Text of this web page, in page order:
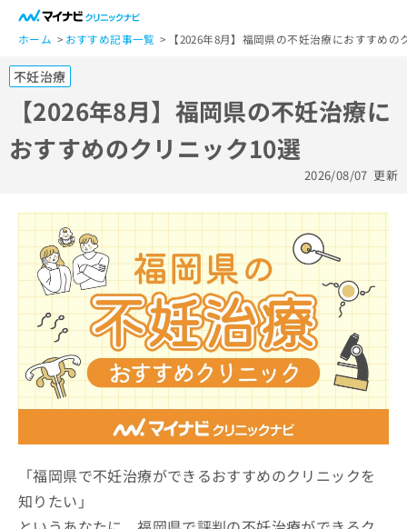
ホーム おすすめ記事一覧 【2026年8月】福岡県の不妊治療におすすめの
不妊治療
【2026年8月】福岡県の不妊治療に
おすすめのクリニック10選
2026/08/07 更新
「福岡県で不妊治療ができるおすすめのクリニックを
知りたい」
一
般
ー
ザ
ー
の
方
ち
ナ
ク
リ
ビ
関
医
療
関
者
の
ら
広